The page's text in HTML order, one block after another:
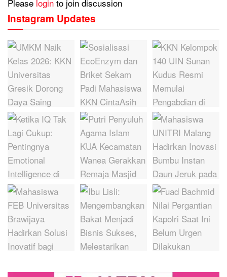
Please login to join discussion
Instagram Updates